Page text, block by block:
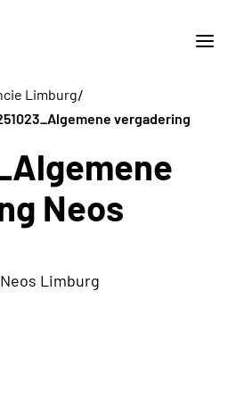
Limburg/
vergadering
Neos
Limburg